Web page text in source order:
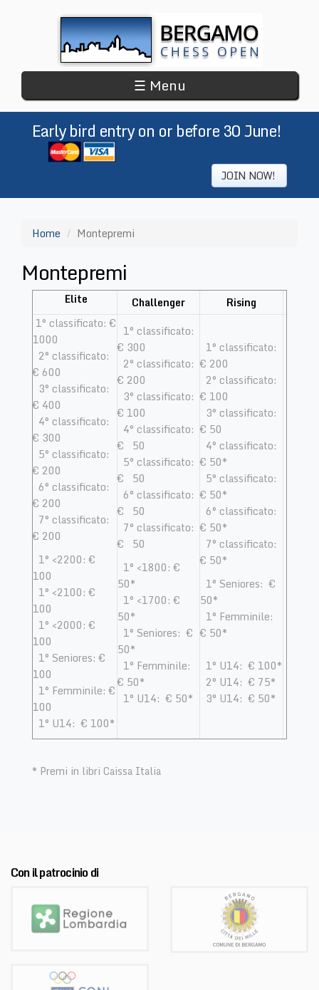
☰ Menu
Early bird entry on or before 30 June!
JOIN NOW!
Home Montepremi
Montepremi
Elite Challenger
Rising
1° classificato: €
1000
2° classificato:
€ 600
3° classificato:
€ 400
4° classificato:
€ 300
5° classificato:
€ 200
6° classificato:
€ 200
7° classificato:
€ 200
1° <2200: €
100
1° <2100: €
100
1° <2000: €
100
1° Seniores: €
100
1° Femminile: €
100
1° U14: € 100*
1° classificato:
€ 300
2° classificato:
€ 200
3° classificato:
€ 100
4° classificato:
€ 50
5° classificato:
€ 50
6° classificato:
€ 50
7° classificato:
€ 50
1° <1800: €
50*
1° <1700: €
50*
1° Seniores: €
50*
1° Femminile:
€ 50*
1° U14: € 50*
1° classificato:
€ 200
2° classificato:
€ 100
3° classificato:
€ 50
4° classificato:
€ 50*
5° classificato:
€ 50*
6° classificato:
€ 50*
7° classificato:
€ 50*
1° Seniores: €
50*
1° Femminile:
€ 50*
1° U14: € 100*
​ 2° U14: € 75*​
3° U14: € 50*
* Premi in libri Caissa Italia
Con il patrocinio di